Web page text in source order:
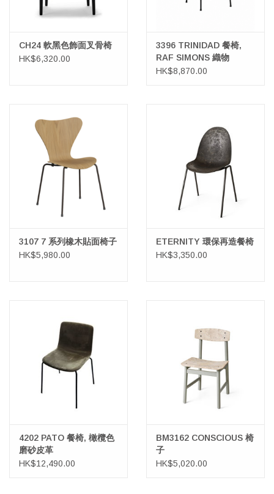
CH24 軟黑色飾面叉骨椅
HK$6,320.00
3396 TRINIDAD 餐椅,
RAF SIMONS 織物
HK$8,870.00
3107 7 系列橡木貼面椅子
HK$5,980.00
ETERNITY 環保再造餐椅
HK$3,350.00
4202 PATO 餐椅, 橄欖色
磨砂皮革
HK$12,490.00
BM3162 CONSCIOUS 椅
子
HK$5,020.00